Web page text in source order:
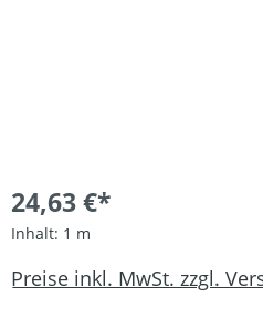
24,63 €*
Inhalt: 1 m
Preise inkl. MwSt. zzgl.